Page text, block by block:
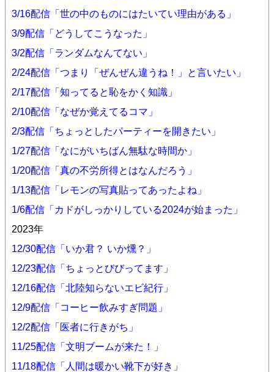
3/16配信「世の中のものにはたいてい理由がある」
3/9配信「どうしてこうなった」
3/2配信「ランダムなんてない」
2/24配信「つまり「ぜんぜん違うね！」と言いたい」
2/17配信「知ってると恥をかく知識」
2/10配信「なぜか覚えてるコマ」
2/3配信「ちょっとしたパーティーを開きたい」
1/27配信「なにがいちばん無駄な時間か」
1/20配信「真の不労所得とはなんだろう」
1/13配信「レモンの写真貼ってあったよね」
1/6配信「カドがしっかりしている2024が始まった」
2023年
12/30配信「いか君？ いか燻？」
12/23配信「ちょっとびびってます」
12/16配信「北陸知らないエビ紀行」
12/9配信「コーヒー飲みすぎ問題」
12/2配信「医者に行きがち」
11/25配信「文明ブームが来た！」
11/18配信「人間は暖かい靴下が好き」